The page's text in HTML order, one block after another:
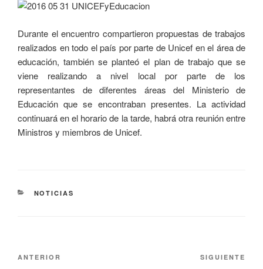
Durante el encuentro compartieron propuestas de trabajos
realizados en todo el país por parte de Unicef en el área de
educación, también se planteó el plan de trabajo que se
viene realizando a nivel local por parte de los
representantes de diferentes áreas del Ministerio de
Educación que se encontraban presentes. La actividad
continuará en el horario de la tarde, habrá otra reunión entre
Ministros y miembros de Unicef.
NOTICIAS
ANTERIOR SIGUIENTE